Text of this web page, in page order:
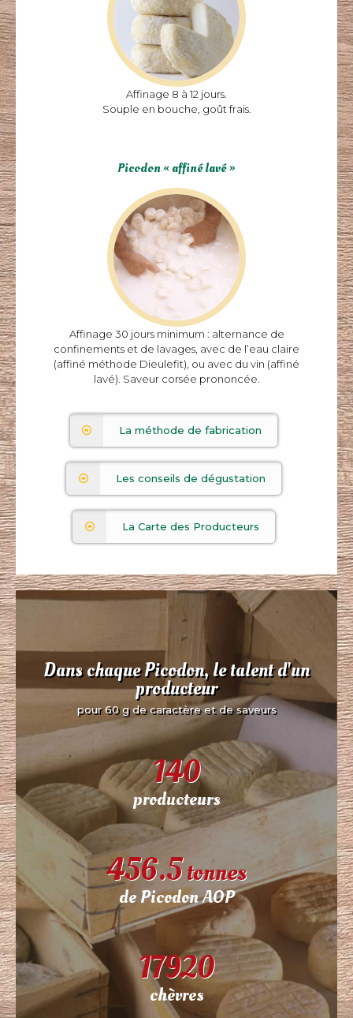
Picodon « affiné »
Affinage plus d’1 mois. Sec en bouche, goût caprique
prononcé, saveur corsée.
Picodon « affiné lavé »
Affinage 30 jours minimum : alternance de
confinements et de lavages, avec de l’eau claire
(affiné méthode Dieulefit), ou avec du vin (affiné
lavé). Saveur corsée prononcée.
Affinage 8 à 12 jours.
Souple en bouche, goût frais.
Picodon « affiné lavé »
Affinage 30 jours minimum : alternance de
confinements et de lavages, avec de l’eau claire
(affiné méthode Dieulefit), ou avec du vin (affiné
lavé). Saveur corsée prononcée.
La méthode de fabrication
Les conseils de dégustation
La Carte des Producteurs
Dans chaque Picodon, le talent d'un
producteur
pour 60 g de caractère et de saveurs
140
producteurs
456.5tonnes
de Picodon AOP
17920
chèvres